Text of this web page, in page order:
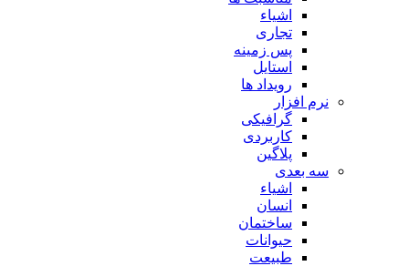
اشیاء
تجاری
پس زمینه
استایل
رویداد ها
نرم افزار
گرافیکی
کاربردی
پلاگین
سه بعدی
اشیاء
انسان
ساختمان
حیوانات
طبیعت